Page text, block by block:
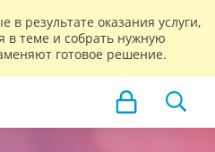
результате оказания услуги,
в теме и собрать нужную
готовое решение.